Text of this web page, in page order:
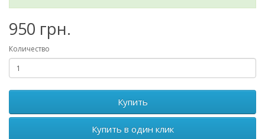
950 грн.
Количество
Купить
Купить в один клик